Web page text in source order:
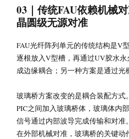
03｜传统FAU依赖机械
晶圆级无源对准
FAU光纤阵列单元的传统结构是V
逐根放入V型槽，再通过UV胶水
成边缘耦合；另一种方案是通过光
玻璃桥方案改变的是耦合装配方式
PIC之间加入玻璃桥体，玻璃体内
信号通过内部波导完成传输和对准
在外部机械对准，玻璃桥的关键动